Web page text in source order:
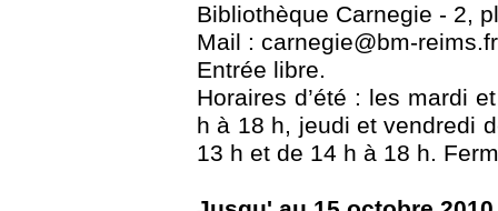
Bibliothèque Carnegie - 2,
Mail : carnegie@bm-
Entrée libre.
Horaires d’été : les mardi
h à 18 h, jeudi et vendredi
13 h et de 14 h à 18 h.